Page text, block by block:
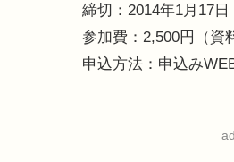
締切：2014年1月17日
参加費：2,500円（資
申込方法：申込み